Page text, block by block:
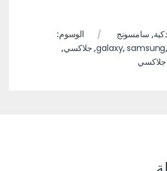
, سامسونج
الوسوم:
galaxy,samsung,
,جلاكسي,